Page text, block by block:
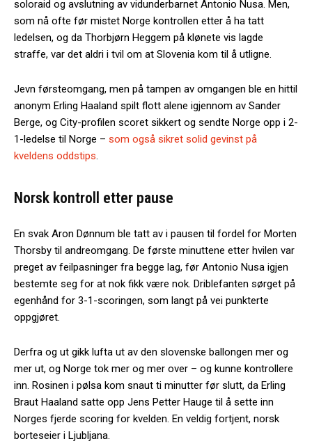
soloraid og avslutning av vidunderbarnet Antonio Nusa. Men,
som nå ofte før mistet Norge kontrollen etter å ha tatt
ledelsen, og da Thorbjørn Heggem på klønete vis lagde
straffe, var det aldri i tvil om at Slovenia kom til å utligne.
Jevn førsteomgang, men på tampen av omgangen ble en hittil
anonym Erling Haaland spilt flott alene igjennom av Sander
Berge, og City-profilen scoret sikkert og sendte Norge opp i 2-
1-ledelse til Norge – som også sikret solid gevinst på
kveldens oddstips
Norsk kontroll etter pause
En svak Aron Dønnum ble tatt av i pausen til fordel for Morten
Thorsby til andreomgang. De første minuttene etter hvilen var
preget av feilpasninger fra begge lag, før Antonio Nusa igjen
bestemte seg for at nok fikk være nok. Driblefanten sørget på
egenhånd for 3-1-scoringen, som langt på vei punkterte
oppgjøret.
Derfra og ut gikk lufta ut av den slovenske ballongen mer og
mer ut, og Norge tok mer og mer over – og kunne kontrollere
inn. Rosinen i pølsa kom snaut ti minutter før slutt, da Erling
Braut Haaland satte opp Jens Petter Hauge til å sette inn
Norges fjerde scoring for kvelden. En veldig fortjent, norsk
borteseier i Ljubljana.